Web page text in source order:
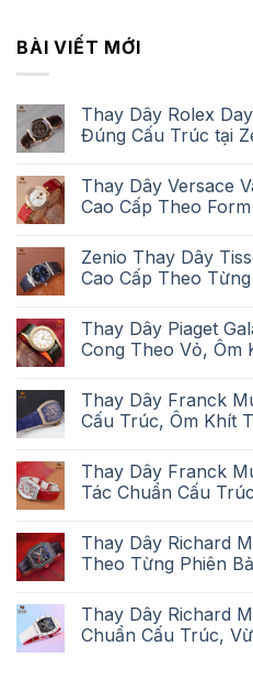
BÀI VIẾT MỚI
Thay Dây Rolex
Đúng Cấu Trúc tại
Thay Dây Versace
Cao Cấp Theo Form
Zenio Thay Dây
Cao Cấp Theo
Thay Dây Piaget
Cong Theo Vỏ, Ôm
Thay Dây Franck
Cấu Trúc, Ôm Khít
Thay Dây Franck
Tác Chuẩn Cấu
Thay Dây Richard
Theo Từng Phiên
Thay Dây Richard
Chuẩn Cấu Trúc,